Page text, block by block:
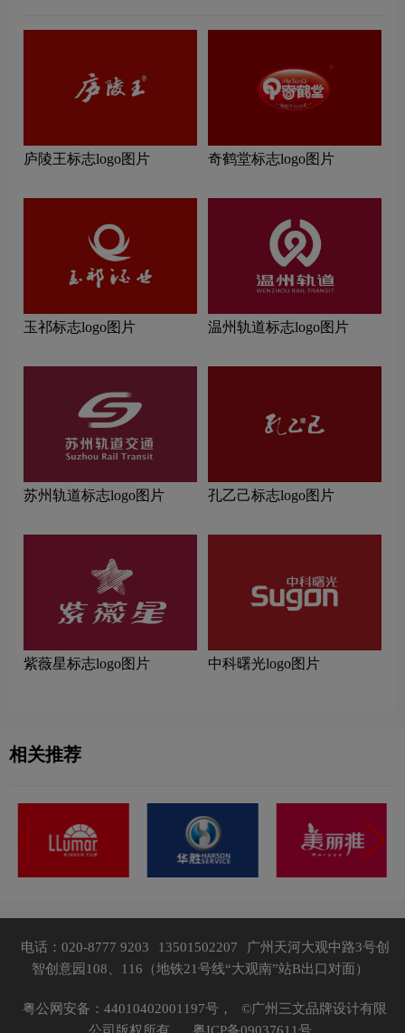
庐陵王标志logo图片 奇鹤堂标志logo图片
玉祁标志logo图片 温州轨道标志logo图片
苏州轨道标志logo图片 孔乙己标志logo图片
紫薇星标志logo图片 中科曙光logo图片
相关推荐
电话：020-8777 9203 13501502207
广州天河大观中路3号创
智创意园108、116（地铁21号线“大观南”站B出口对面）
粤公网安备：44010402001197号，
©广州三文品牌设计有限